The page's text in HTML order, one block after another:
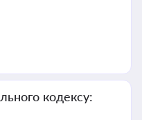
кодексу: